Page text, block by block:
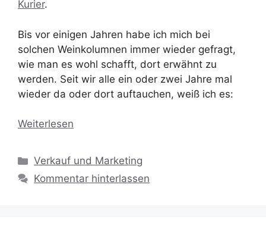
Kurier.
Bis vor einigen Jahren habe ich mich bei
solchen Weinkolumnen immer wieder gefragt,
wie man es wohl schafft, dort erwähnt zu
werden. Seit wir alle ein oder zwei Jahre mal
wieder da oder dort auftauchen, weiß ich es:
Weiterlesen
Kategorien
Verkauf und Marketing
Kommentar hinterlassen